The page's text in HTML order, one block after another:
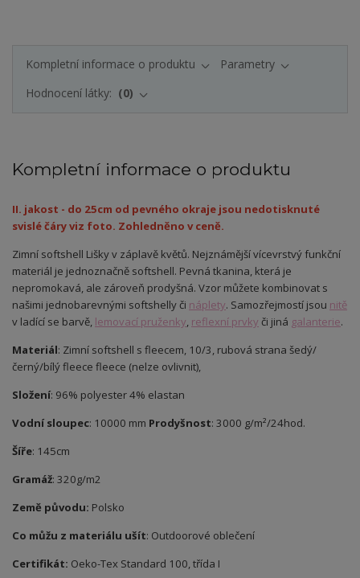
Kompletní informace o produktu
Parametry
Hodnocení látky:
0
Kompletní informace o produktu
II. jakost - do 25cm od pevného okraje jsou nedotisknuté
svislé čáry viz foto. Zohledněno v ceně.
Zimní softshell Lišky v záplavě květů. Nejznámější vícevrstvý funkční
materiál je jednoznačně softshell. Pevná tkanina, která je
nepromokavá, ale zároveň prodyšná. Vzor můžete kombinovat s
našimi jednobarevnými softshelly či náplety. Samozřejmostí jsou nitě
v ladící se barvě, lemovací pruženky, reflexní prvky či jiná galanterie.
Materiál: Zimní softshell s fleecem, 10/3, rubová strana šedý/
černý/bílý fleece fleece (nelze ovlivnit),
Složení: 96% polyester 4% elastan
Vodní sloupec: 10000 mm Prodyšnost: 3000 g/m²/24hod.
Šíře: 145cm
Gramáž: 320g/m2
Země původu: Polsko
Co můžu z materiálu ušít: Outdoorové oblečení
Certifikát: Oeko-Tex Standard 100, třída I